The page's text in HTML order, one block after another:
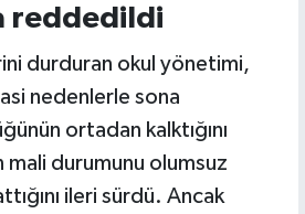
reddedildi
durduran okul yönetimi,
nedenlerle sona
ortadan kalktığını
mali durumunu olumsuz
ileri sürdü. Ancak